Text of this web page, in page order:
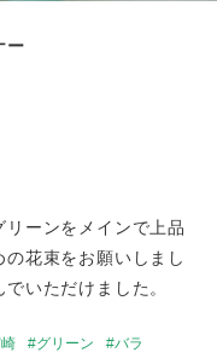
ー
ーンをメインで上品
花束をお願いしまし
いただけました。
グリーン
バラ